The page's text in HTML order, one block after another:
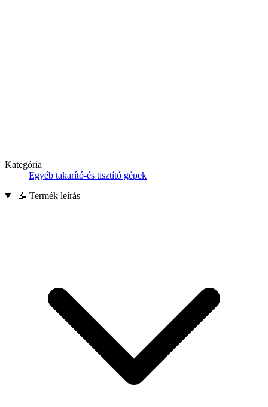
Kategória
Egyéb takarító-és tisztító gépek
📝 Termék leírás